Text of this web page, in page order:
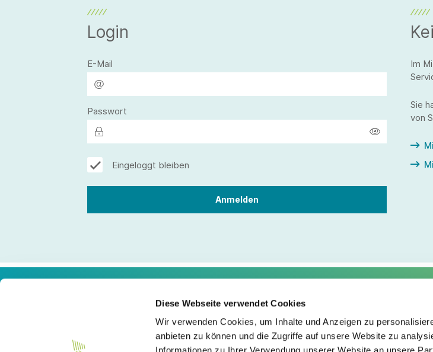
Diese Webseite verwendet Cookies
Wir verwenden Cookies, um Inhalte und Anzeigen zu
anbieten zu können und die Zugriffe auf unsere Website zu
Login
E-Mail
Passwort
Eingeloggt bleiben
Im
Sie
von
Südwesttextil e. V.
Service
Impressum